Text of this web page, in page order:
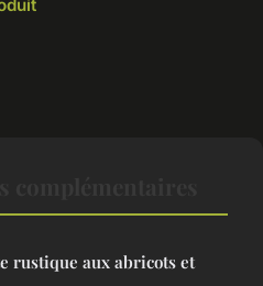
rustique aux abricots et